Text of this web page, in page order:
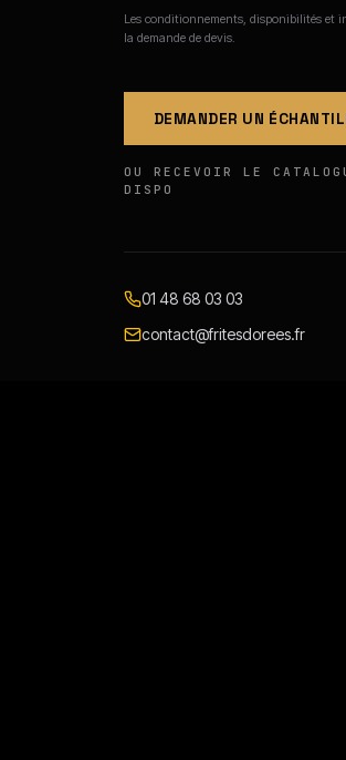
Les conditionnements, disponibilités et
la demande de devis.
DEMANDER UN
OU RECEVOIR LE
DISPO
01 48 68 03 03
contact@fritesdorees.fr